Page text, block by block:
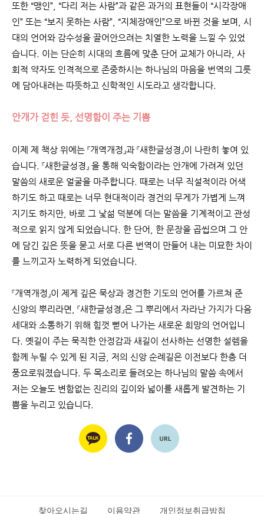
또한 “맹인”, “다리 저는 사람”과 같은 과거의 표현들이 “시각장애
인” 또는 “보지 못하는 사람”, “지체장애인”으로 바뀐 것을 보며, 시
대의 언어와 감수성을 끌어안으려는 치열한 노력을 느낄 수 있었
습니다. 이는 단순히 시대의 흐름에 맞춘 단어 교체가 아니라, 사
회적 약자도 인격적으로 존중하시는 하나님의 마음을 번역의 그릇
에 담아내려는 따뜻하고 신학적인 시도라고 생각합니다.
안개가 걷힌 듯, 선명함이 주는 기쁨
이제 제 책상 위에는 『개역개정』과 『새한글성경』이 나란히 놓여 있
습니다. 『새한글성경』 을 통해 익숙함이라는 안개에 가려져 있던
말씀의 새로운 얼굴을 마주합니다. 때로는 너무 직설적이라 어색
하기도 하고 때로는 너무 현대적이라 경건의 무게가 가볍게 느껴
지기도 하지만, 바로 그 낯섦 덕분에 더는 말씀을 기계적이고 관성
적으로 읽지 않게 되었습니다. 한 단어, 한 문장을 곱씹으며 그 안
에 담긴 깊은 뜻을 묻고 서로 다른 번역이 만들어 내는 미묘한 차이
를 느끼고자 노력하게 되었습니다.
『개역개정』이 제게 깊은 묵상과 경건한 기도의 언어를 가르쳐 준
신앙의 뿌리라면, 『새한글성경』은 그 뿌리에서 자라난 가지가 다음
세대와 소통하기 위해 힘껏 뻗어 나가는 새로운 희망의 언어입니
다. 옛길이 주는 묵직한 안정감과 새길이 선사하는 선명한 설렘을
함께 누릴 수 있게 된 지금, 저의 신앙 순례길은 이전보다 한층 더
풍요로워졌습니다. 두 목소리로 들려오는 하나님의 말씀 속에서
저는 오늘도 변함없는 진리의 깊이와 넓이를 새롭게 발견하는 기
쁨을 누리고 있습니다.
찾아오시는길 이용약관 개인정보취급방침